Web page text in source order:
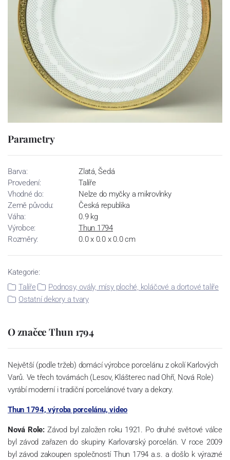
Parametry
Barva:
Zlatá, Šedá
Provedení:
Talíře
Vhodné do:
Nelze do myčky a mikrovlnky
Země původu:
Česká republika
Váha:
0.9 kg
Výrobce:
Thun 1794
Rozměry:
0.0 x 0.0 x 0.0 cm
Kategorie:
Talíře
Podnosy, ovály, mísy ploché, koláčové a dortové talíře
Ostatní dekory a tvary
O značce Thun 1794
Největší (podle tržeb) domácí výrobce porcelánu z okolí Karlových
Varů. Ve třech továrnách (Lesov, Klášterec nad Ohří, Nová Role)
vyrábí moderní i tradiční porcelánové tvary a dekory.
Thun 1794, výroba porcelánu, video
Nová Role: Závod byl založen roku 1921. Po druhé světové válce
byl závod zařazen do skupiny Karlovarský porcelán. V roce 2009
byl závod zakoupen společností Thun 1794 a.s. a došlo k výrazné